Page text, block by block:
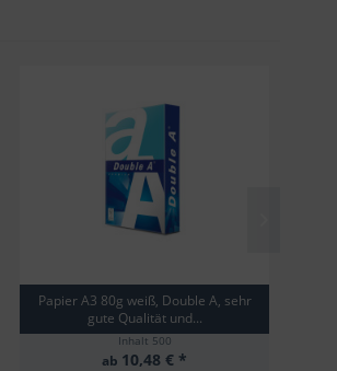
Papier A3 80g weiß, Double A, sehr
gute Qualität und...
Inhalt 500
ab 10,48 € *